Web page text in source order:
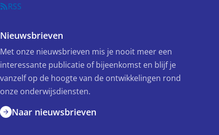
RSS
Nieuwsbrieven
Met onze nieuwsbrieven mis je nooit meer een
interessante publicatie of bijeenkomst en blijf je
vanzelf op de hoogte van de ontwikkelingen rond
onze onderwijsdiensten.
Naar nieuwsbrieven